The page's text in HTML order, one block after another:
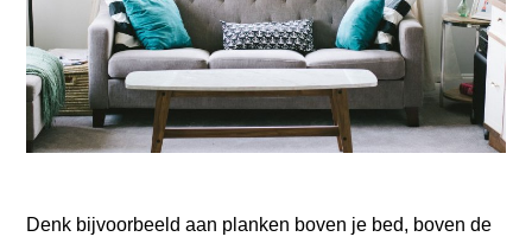
Denk bijvoorbeeld aan planken boven je bed, boven de